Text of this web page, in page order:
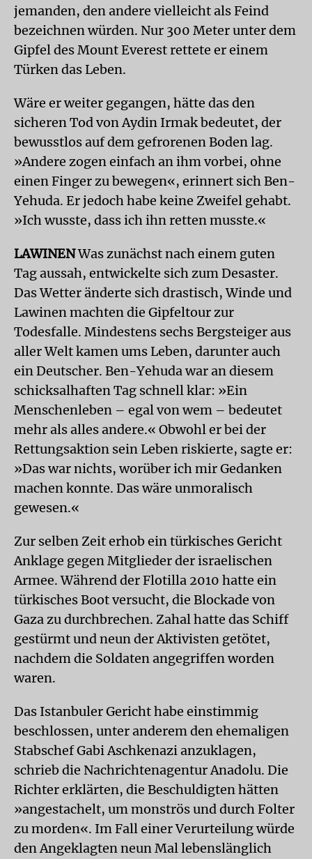
jemanden, den andere vielleicht als Feind
bezeichnen würden. Nur 300 Meter unter dem
Gipfel des Mount Everest rettete er einem
Türken das Leben.
Wäre er weiter gegangen, hätte das den
sicheren Tod von Aydin Irmak bedeutet, der
bewusstlos auf dem gefrorenen Boden lag.
»Andere zogen einfach an ihm vorbei, ohne
einen Finger zu bewegen«, erinnert sich Ben-
Yehuda. Er jedoch habe keine Zweifel gehabt.
»Ich wusste, dass ich ihn retten musste.«
LAWINENWas zunächst nach einem guten
Tag aussah, entwickelte sich zum Desaster.
Das Wetter änderte sich drastisch, Winde und
Lawinen machten die Gipfeltour zur
Todesfalle. Mindestens sechs Bergsteiger aus
aller Welt kamen ums Leben, darunter auch
ein Deutscher. Ben-Yehuda war an diesem
schicksalhaften Tag schnell klar: »Ein
Menschenleben – egal von wem – bedeutet
mehr als alles andere.« Obwohl er bei der
Rettungsaktion sein Leben riskierte, sagte er:
»Das war nichts, worüber ich mir Gedanken
machen konnte. Das wäre unmoralisch
gewesen.«
Zur selben Zeit erhob ein türkisches Gericht
Anklage gegen Mitglieder der israelischen
Armee. Während der Flotilla 2010 hatte ein
türkisches Boot versucht, die Blockade von
Gaza zu durchbrechen. Zahal hatte das Schiff
gestürmt und neun der Aktivisten getötet,
nachdem die Soldaten angegriffen worden
waren.
Das Istanbuler Gericht habe einstimmig
beschlossen, unter anderem den ehemaligen
Stabschef Gabi Aschkenazi anzuklagen,
schrieb die Nachrichtenagentur Anadolu. Die
Richter erklärten, die Beschuldigten hätten
»angestachelt, um monströs und durch Folter
zu morden«. Im Fall einer Verurteilung würde
den Angeklagten neun Mal lebenslänglich